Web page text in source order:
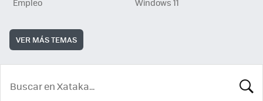
Empleo
Windows 11
VER MÁS TEMAS